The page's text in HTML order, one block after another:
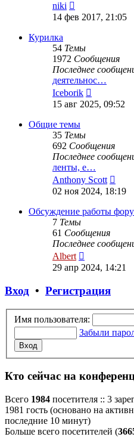
niki
к
14 фев 2017, 21:05
Курилка
54 Темы
1972 Сообщения
Последнее
деятельнос…
Iceborik
к
15 авг 2025, 09:52
Общие темы
35 Темы
692 Сообщения
Последнее
ленты, е…
Anthony Scott
к
02 ноя 2024, 18:19
Обсуждение работы
7 Темы
61 Сообщения
Последнее
Albert
к
29 апр 2024, 14:21
Вход • Регистрация
Имя пользователя:
Забыли
Кто сейчас на
Всего 1984 посетителя :: 3
1981 гость (основано на
последние 10 минут)
Больше всего посетителей (